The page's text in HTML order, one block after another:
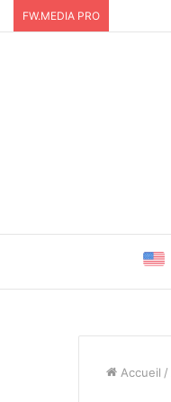
FW.MEDIA PRO
Accueil /